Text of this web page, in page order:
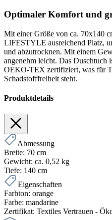
Optimaler Komfort und
Mit einer Größe von ca. 70x140
LIFESTYLE ausreichend Platz,
und abzutrocknen. Mit einem
angenehm leicht. Das
OEKO-TEX zertifiziert, was für
Schadstofffreiheit steht.
Produktdetails
Abmessung
Breite: 70 cm
Gewicht: ca. 0,52 kg
Tiefe: 140 cm
Eigenschaften
Farbton: orange
Farbe: mandarine
Zertifikat: Textiles Vertrauen -